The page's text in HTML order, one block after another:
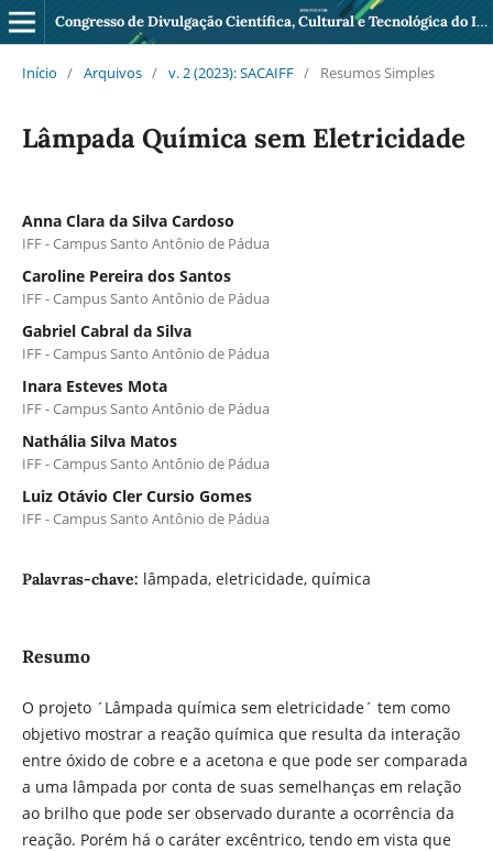
Congresso de Divulgação Científica, Cultural e Tecnológica do IFF Pádua
Início / Arquivos / v. 2 (2023): SACAIFF / Resumos Simples
Lâmpada Química sem Eletricidade
Anna Clara da Silva Cardoso
IFF - Campus Santo Antônio de Pádua
Caroline Pereira dos Santos
IFF - Campus Santo Antônio de Pádua
Gabriel Cabral da Silva
IFF - Campus Santo Antônio de Pádua
Inara Esteves Mota
IFF - Campus Santo Antônio de Pádua
Nathália Silva Matos
IFF - Campus Santo Antônio de Pádua
Luiz Otávio Cler Cursio Gomes
IFF - Campus Santo Antônio de Pádua
Palavras-chave: lâmpada, eletricidade, química
Resumo
O projeto ´Lâmpada química sem eletricidade´ tem como
objetivo mostrar a reação química que resulta da interação
entre óxido de cobre e a acetona e que pode ser comparada
a uma lâmpada por conta de suas semelhanças em relação
ao brilho que pode ser observado durante a ocorrência da
reação. Porém há o caráter excêntrico, tendo em vista que